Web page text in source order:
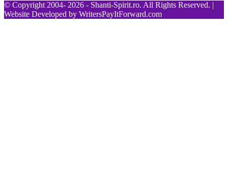
© Copyright 2004- 2026 - Shanti-Spirit.ro. All Rights Reserved. |
Website Developed by WritersPayItForward.com